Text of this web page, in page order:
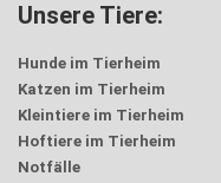
Unsere Tiere:
Hunde im Tierheim
Katzen im Tierheim
Kleintiere im Tierheim
Hoftiere im Tierheim
Notfälle